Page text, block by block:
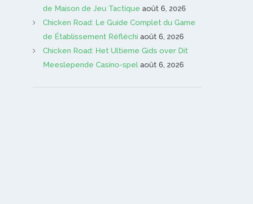
de Maison de Jeu Tactique août 6, 2026
Chicken Road: Le Guide Complet du Game
de Établissement Réfléchi août 6, 2026
Chicken Road: Het Ultieme Gids over Dit
Meeslepende Casino-spel août 6, 2026